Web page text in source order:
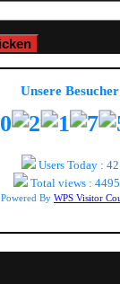
Unsere Besucher
Users Today : 42
Total views :
Powered By WPS Visitor